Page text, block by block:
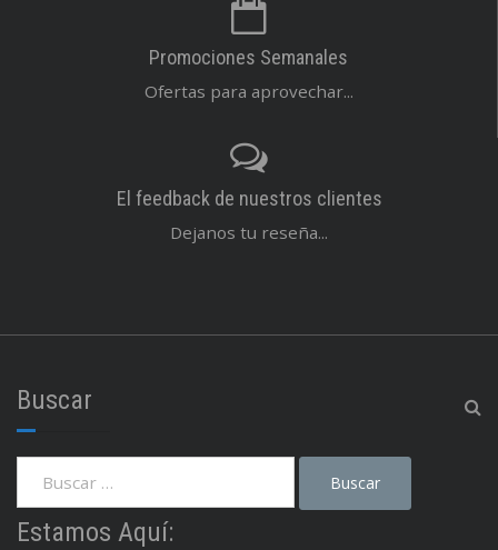
Promociones Semanales
Ofertas para aprovechar...
El feedback de nuestros clientes
Dejanos tu reseña...
Buscar
Estamos Aquí: